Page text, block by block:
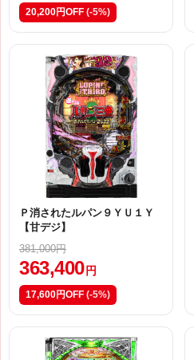
20,200円OFF (-5%)
Ｐ消されたルパン９ＹＵ１Ｙ
【甘デジ】
381,000円
363,400 円
17,600円OFF (-5%)